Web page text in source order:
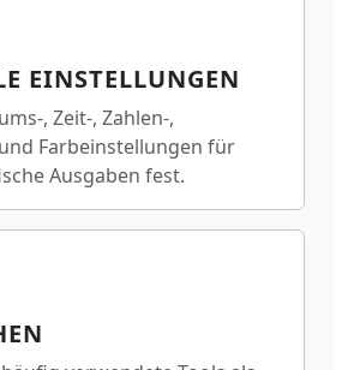
EINSTELLUNGEN
, Zeit-, Zahlen-,
Farbeinstellungen für
Ausgaben fest.